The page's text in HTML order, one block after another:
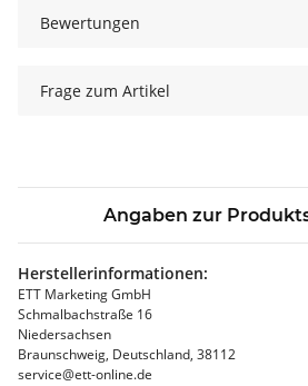
Bewertungen
Frage zum Artikel
Angaben zur
Herstellerinformationen:
ETT Marketing GmbH
Schmalbachstraße 16
Niedersachsen
Braunschweig, Deutschland, 38112
service@ett-online.de